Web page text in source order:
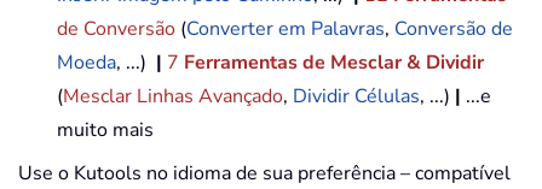
de Conversão (Converter em Palavras, Conversão de
Moeda, ...) | 7 Ferramentas de Mesclar & Dividir
(Mesclar Linhas Avançado, Dividir Células, ...) | ...e
muito mais
Use o Kutools no idioma de sua preferência – compatível